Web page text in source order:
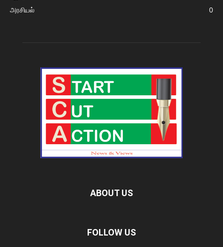
அரசியல்
0
ABOUT US
FOLLOW US